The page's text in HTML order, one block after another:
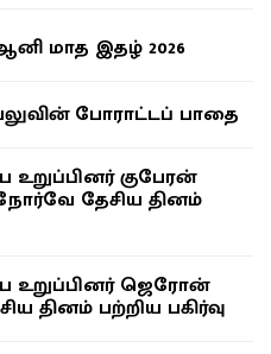
மாத இதழ் 2026
போராட்டப் பாதை
குபேரன்
தேசிய தினம்
உறுப்பினர் ஜெரோன்
தினம் பற்றிய பகிர்வு